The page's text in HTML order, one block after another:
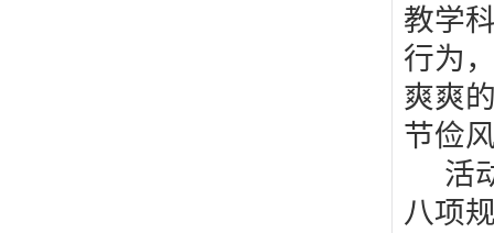
教学
行为
爽爽
节俭
活
八项